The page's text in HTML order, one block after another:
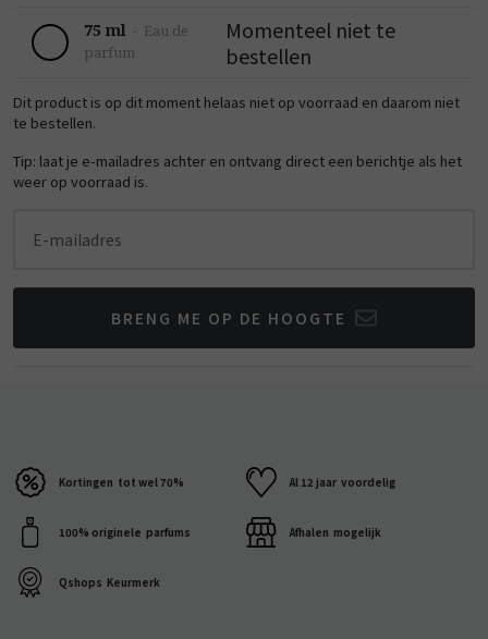
75 ml - Eau de
parfum
Momenteel niet te
bestellen
Dit product is op dit moment helaas niet op voorraad en daarom niet
te bestellen.
Tip: laat je e-mailadres achter en ontvang direct een berichtje als het
weer op voorraad is.
E-mailadres
BRENG ME OP DE HOOGTE
Kortingen tot wel 70% Al 12 jaar voordelig
100% originele parfums Afhalen mogelijk
Qshops Keurmerk